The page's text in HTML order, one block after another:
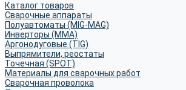
Каталог товаров
Сварочные аппараты
Полуавтоматы (MIG-MAG)
Инверторы (MMA)
Аргонодуговые (TIG)
Выпрямители, реостаты
Точечная (SPOT)
Материалы для сварочных работ
Сварочная проволока